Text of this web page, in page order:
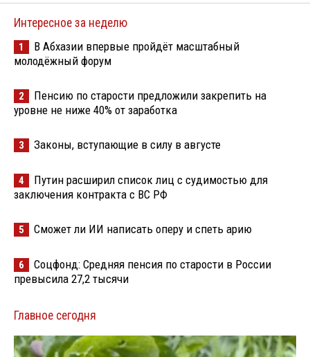
Интересное за неделю
1
В Абхазии впервые пройдёт масштабный
молодёжный форум
2
Пенсию по старости предложили закрепить на
уровне не ниже 40% от заработка
3 Законы, вступающие в силу в августе
4
Путин расширил список лиц с судимостью для
заключения контракта с ВС РФ
5 Сможет ли ИИ написать оперу и спеть арию
6
Соцфонд: Средняя пенсия по старости в России
превысила 27,2 тысячи
Главное сегодня